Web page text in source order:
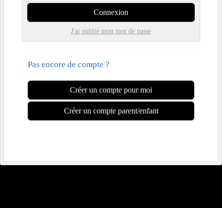
Connexion
J'ai oublié mon mot de passe
Pas encore de compte ?
Créer un compte pour moi
Créer un compte parent/enfant